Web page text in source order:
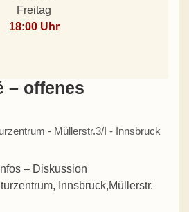
Freitag
18:00 Uhr
– offenes
- Müllerstr.3/I - Innsbruck
– Diskussion
Innsbruck,Müllerstr.